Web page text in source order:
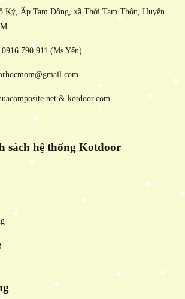
Ký, Ấp Tam Đông, xã Thới Tam Thôn, Huyện
0916.790.911 (Ms Yến)
& kotdoor.com
sách hệ thống Kotdoor